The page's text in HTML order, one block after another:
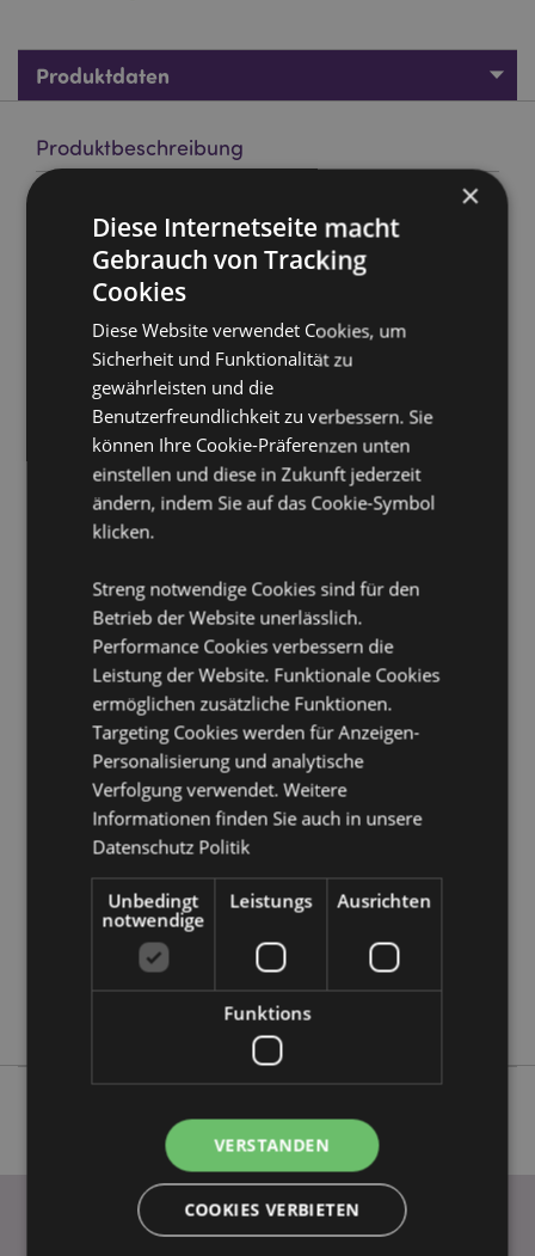
Produktdaten
Produktbeschreibung
Marke:Goloka
Material:Handgerollte höchste Qualität Weihrauch,
Harze und pflanzliches Material
Stäbchen pro Verpackung:ungefähr 12
Ungefähr Brenndauer :
Produkttressourcen:
Möchten Sie mehr über den Einkauf bei Puckator
erfahren?Dann lesen Sie unserenLeitfaden für
Kundeninformationen.
Produktattribute
Information
Packungshöhe 22.5cm Breite 5cm Tiefe
1.5cm Stiftlänge 20cm
8904367814497
600
0.034000
Keine
Keine
×
Diese Internetseite macht
Gebrauch von Tracking
Cookies
Diese Website verwendet Cookies, um
Sicherheit und Funktionalität zu
gewährleisten und die
Benutzerfreundlichkeit zu verbessern. Sie
können Ihre Cookie-Präferenzen unten
einstellen und diese in Zukunft jederzeit
ändern, indem Sie auf das Cookie-Symbol
klicken.
Streng notwendige Cookies sind für den
Betrieb der Website unerlässlich.
Performance Cookies verbessern die
Leistung der Website. Funktionale Cookies
ermöglichen zusätzliche Funktionen.
Targeting Cookies werden für Anzeigen-
Personalisierung und analytische
Verfolgung verwendet. Weitere
Informationen finden Sie auch in unsere
Datenschutz Politik
Unbedingt
notwendige
Leistungs Ausrichten
Funktions
VERSTANDEN
COOKIES VERBIETEN